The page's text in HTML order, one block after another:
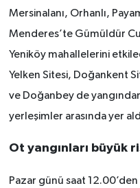
Mersinalanı, Orhanlı,
Menderes’te Gümüldür
Yeniköy mahallelerini
Yelken Sitesi, Doğankent
ve Doğanbey de
yerleşimler arasında yer
Ot yangınları büyük
Pazar günü saat